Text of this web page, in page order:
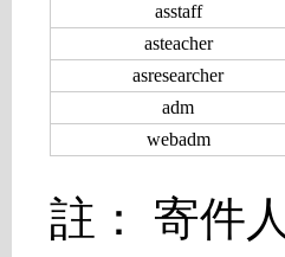
asstaff
asteacher
asresearcher
adm
webadm
註： 寄件